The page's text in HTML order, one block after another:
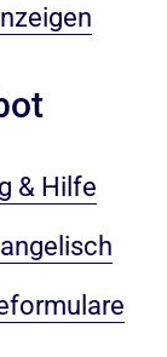
& Hilfe